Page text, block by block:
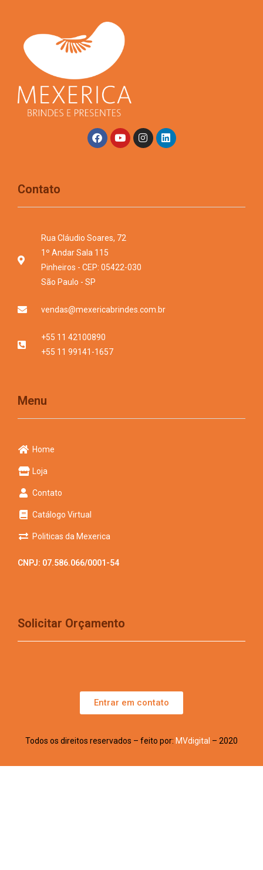
Contato
Rua Cláudio Soares, 72
1º Andar Sala 115
Pinheiros - CEP: 05422-030
São Paulo - SP
vendas@mexericabrindes.com.br
+55 11 42100890
+55 11 99141-1657
Menu
Home
Loja
Contato
Catálogo Virtual
Politicas da Mexerica
CNPJ: 07.586.066/0001-54
Solicitar Orçamento
Entrar em contato
Todos os direitos reservados – feito por: MVdigital – 2020